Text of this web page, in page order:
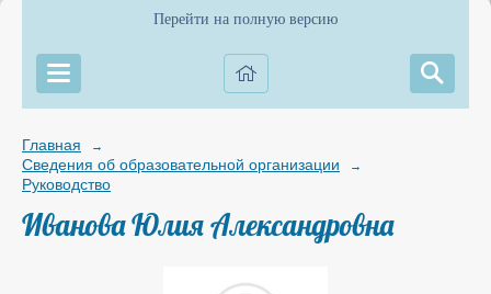
Перейти на полную версию
Главная →
Сведения об образовательной организации →
Руководство
Иванова Юлия Александровна